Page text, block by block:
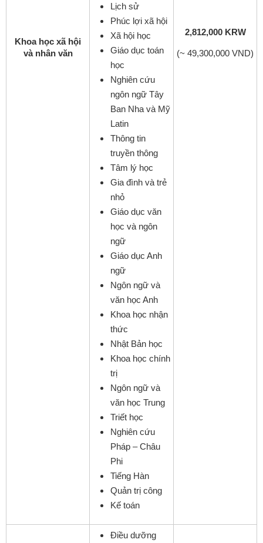
Khoa học xã hội
và nhân văn
Lịch sử
Phúc lợi xã hội
Xã hội học
Giáo dục toán
học
Nghiên cứu
ngôn ngữ Tây
Ban Nha và Mỹ
Latin
Thông tin
truyền thông
Tâm lý học
Gia đình và trẻ
nhỏ
Giáo dục văn
học và ngôn
ngữ
Giáo dục Anh
ngữ
Ngôn ngữ và
văn học Anh
Khoa học nhận
thức
Nhật Bản học
Khoa học chính
trị
Ngôn ngữ và
văn học Trung
Triết học
Nghiên cứu
Pháp – Châu
Phi
Tiếng Hàn
Quản trị công
Kế toán
2,812,000 KRW
(~ 49,300,000 VND)
Điều dưỡng